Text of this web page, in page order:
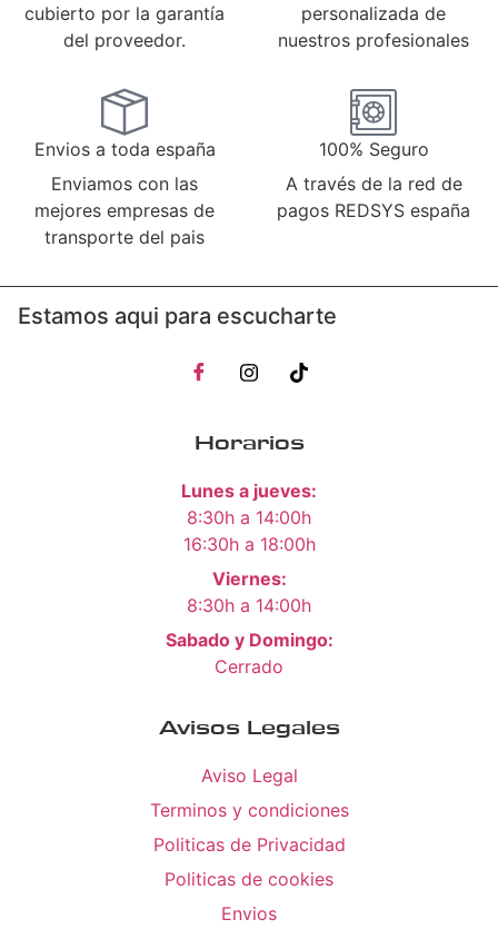
cubierto por la garantía
del proveedor.
personalizada de
nuestros profesionales
Envios a toda españa
Enviamos con las
mejores empresas de
transporte del pais
100% Seguro
A través de la red de
pagos REDSYS españa
Estamos aqui para escucharte
Horarios
Lunes a jueves:
8:30h a 14:00h
16:30h a 18:00h
Viernes:
8:30h a 14:00h
Sabado y Domingo:
Cerrado
Avisos Legales
Aviso Legal
Terminos y condiciones
Politicas de Privacidad
Politicas de cookies
Envios